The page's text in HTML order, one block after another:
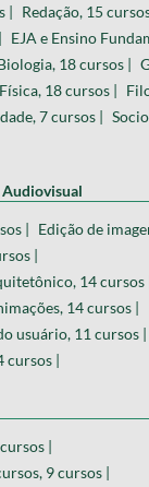
| Redação, 15
EJA e Ensino
18 cursos |
Física, 18 cursos |
7 cursos |
Audiovisual
| Edição de
|
14 cursos
14 cursos |
usuário, 11 cursos |
cursos |
|
9 cursos |